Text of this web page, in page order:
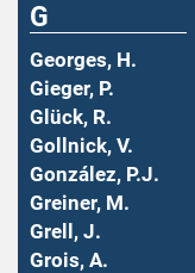
G
Georges, H.
Gieger, P.
Glück, R.
Gollnick, V.
González, P.J.
Greiner, M.
Grell, J.
Grois, A.